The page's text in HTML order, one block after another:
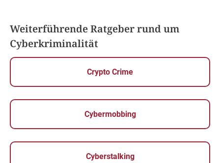
Weiterführende Ratgeber rund um
Cyberkriminalität
Crypto Crime
Cybermobbing
Cyberstalking